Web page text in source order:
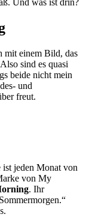
mit einem Bild, das
sind es quasi
beide nicht mein
und
freut.
jeden Monat von
von My
. Ihr